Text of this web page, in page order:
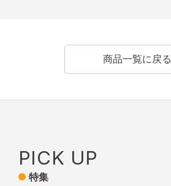
商品一覧に戻る
PICK UP
特集